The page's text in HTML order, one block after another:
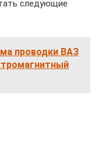
следующие
проводки ВАЗ